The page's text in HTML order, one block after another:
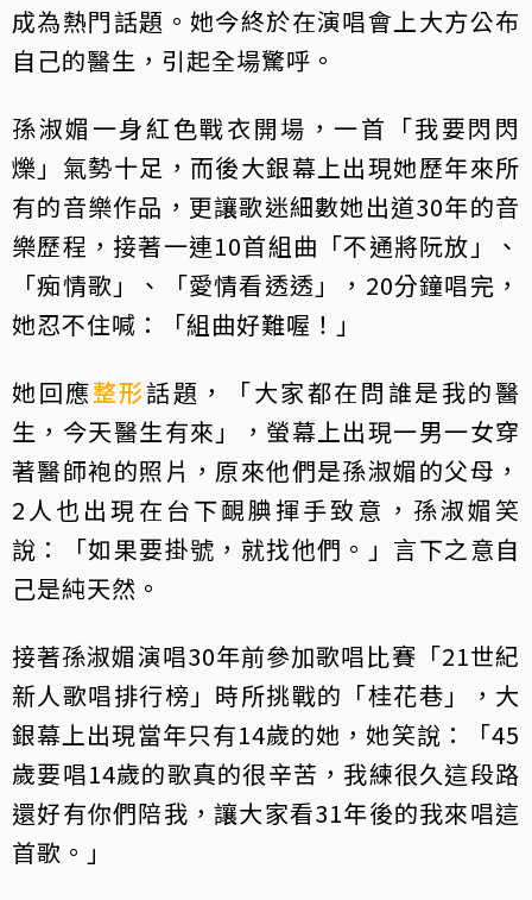
成為熱門話題。她今終於在演唱會上大方公布
自己的醫生，引起全場驚呼。
孫淑媚一身紅色戰衣開場，一首「我要閃閃
爍」氣勢十足，而後大銀幕上出現她歷年來所
有的音樂作品，更讓歌迷細數她出道30年的音
樂歷程，接著一連10首組曲「不通將阮放」、
「痴情歌」、「愛情看透透」，20分鐘唱完，
她忍不住喊：「組曲好難喔！」
她回應整形話題，「大家都在問誰是我的醫
生，今天醫生有來」，螢幕上出現一男一女穿
著醫師袍的照片，原來他們是孫淑媚的父母，
2人也出現在台下靦腆揮手致意，孫淑媚笑
說：「如果要掛號，就找他們。」言下之意自
己是純天然。
接著孫淑媚演唱30年前參加歌唱比賽「21世紀
新人歌唱排行榜」時所挑戰的「桂花巷」，大
銀幕上出現當年只有14歲的她，她笑說：「45
歲要唱14歲的歌真的很辛苦，我練很久這段路
還好有你們陪我，讓大家看31年後的我來唱這
首歌。」